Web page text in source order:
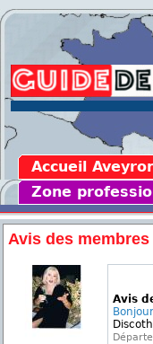
Accueil
Zone
Avis des
Avis